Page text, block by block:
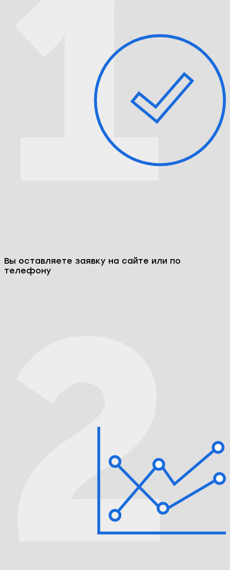
Перейти к ценам
Оплата в рассрочку
по популярным картам под 0%
Как мы работаем:
Вы оставляете заявку на сайте или по